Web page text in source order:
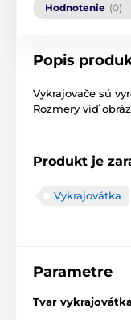
Hodnotenie (0)
Popis
Vykrajovače sú
Rozmery viď
Produkt je
Vykrajovátka
Parametre
Tvar